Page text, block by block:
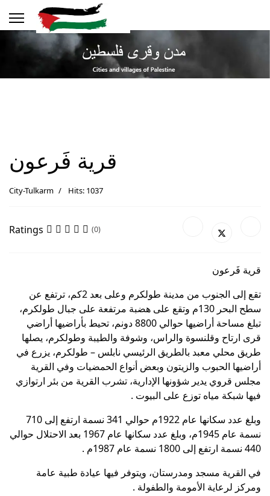
قرية فَرعون
City-Tulkarm Hits: 1037
Ratings (0)
قرية فَرعون
تقع إلى الجنوب من مدينة طولكرم وعلى بعد 2كم، ترتفع عن
سطح البحر 130م وتقع على هضبة مرتفعة على جبال طولكرم،
تبلغ مساحة أراضيها حوالي 8800 دونم، تحيط بأراضيها أراضي
قرى ارتاح وقلنسوة والراس، وشوفة والطيبة وطولكرم، يصلها
طريق محلي معبد بالطريق الرئيسي نابلس – طولكرم، يزرع في
أراضيها الحبوب والزيتون وبعض أنواع الحمضيات وفي القرية
مجلس قروي يدير شؤونها الإدارية، تشرب القرية من بئر ارتوازي
فيها شبكة مياه توزع على البيوت .
وبلغ عدد سكانها عام 1922م حوالي 341 نسمة ارتفع إلى 710
نسمة عام 1945م، وبلغ عدد سكانها عام 1967 بعد الاحتلال حوالي
440 نسمة ارتفع إلى 1800 نسمة عام 1987م .
في القرية مسجد ومدرستان، ويتوفر فيها عيادة طبية عامة
ومركز لرعاية الأمومة والطفولة .